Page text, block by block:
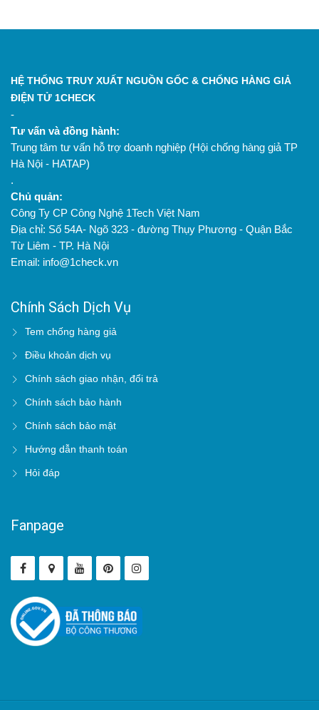
HỆ THỐNG TRUY XUẤT NGUỒN GỐC & CHỐNG HÀNG GIẢ
ĐIỆN TỬ 1CHECK
-
Tư vấn và đồng hành:
Trung tâm tư vấn hỗ trợ doanh nghiệp (Hội chống hàng giả TP
Hà Nội - HATAP)
.
Chủ quản:
Công Ty CP Công Nghệ 1Tech Việt Nam
Địa chỉ: Số 54A- Ngõ 323 - đường Thụy Phương - Quận Bắc
Từ Liêm - TP. Hà Nội
Email: info@1check.vn
Chính Sách Dịch Vụ
Tem chống hàng giả
Điều khoản dịch vụ
Chính sách giao nhận, đổi trả
Chính sách bảo hành
Chính sách bảo mật
Hướng dẫn thanh toán
Hỏi đáp
Fanpage